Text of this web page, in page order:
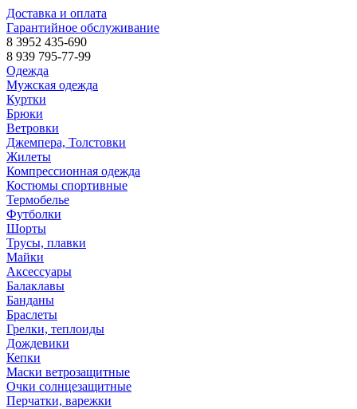
Доставка и оплата
Гарантийное обслуживание
8 3952 435-690
8 939 795-77-99
Одежда
Мужская одежда
Куртки
Брюки
Ветровки
Джемпера, Толстовки
Жилеты
Компрессионная одежда
Костюмы спортивные
Термобелье
Футболки
Шорты
Трусы, плавки
Майки
Аксессуары
Балаклавы
Банданы
Браслеты
Грелки, теплоиды
Дождевики
Кепки
Маски ветрозащитные
Очки солнцезащитные
Перчатки, варежки